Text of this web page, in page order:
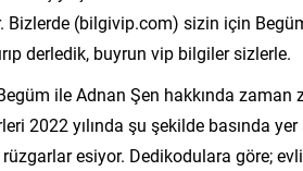
Bizlerde (bilgivip.com) sizin için
derledik, buyrun vip bilgiler sizlerle.
ile Adnan Şen hakkında
2022 yılında şu şekilde basında
esiyor. Dedikodulara göre;